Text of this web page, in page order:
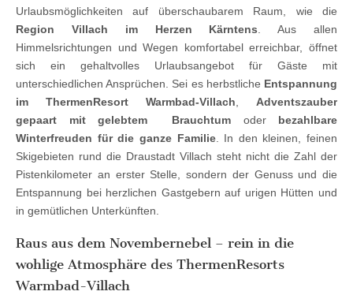
Urlaubsmöglichkeiten auf überschaubarem Raum, wie die
Region Villach im Herzen Kärntens . Aus allen
Himmelsrichtungen und Wegen komfortabel erreichbar, öffnet
sich ein gehaltvolles Urlaubsangebot für Gäste mit
unterschiedlichen Ansprüchen. Sei es herbstliche Entspannung
im ThermenResort Warmbad-Villach
Adventszauber
gepaart mit gelebtem Brauchtum oderbezahlbare
Winterfreuden für die ganze Familie. In den kleinen, feinen
Skigebieten rund die Draustadt Villach steht nicht die Zahl der
Pistenkilometer an erster Stelle, sondern der Genuss und die
Entspannung bei herzlichen Gastgebern auf urigen Hütten und
in gemütlichen Unterkünften.
Raus aus dem Novembernebel – rein in die
wohlige Atmosphäre des ThermenResorts
Warmbad-Villach